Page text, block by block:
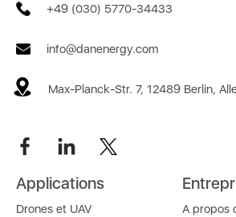
+49 (030) 5770-34433
info@danenergy.com
Max-Planck-Str. 7, 12489 Berlin,
Applications
Drones et UAV
A propos